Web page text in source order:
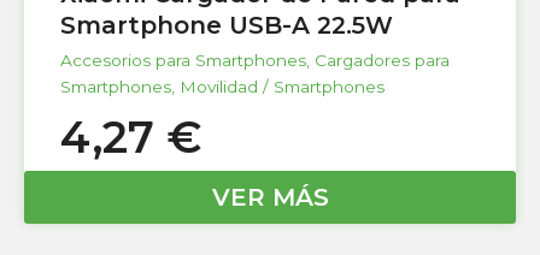
Smartphone USB-A 22.5W
Accesorios para Smartphones, Cargadores para
Smartphones, Movilidad / Smartphones
4,27 €
VER MÁS